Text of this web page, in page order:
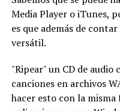
Media Player o iTunes,
es que además de
versátil.
"Ripear" un CD de
canciones en archivos
hacer esto con la misma